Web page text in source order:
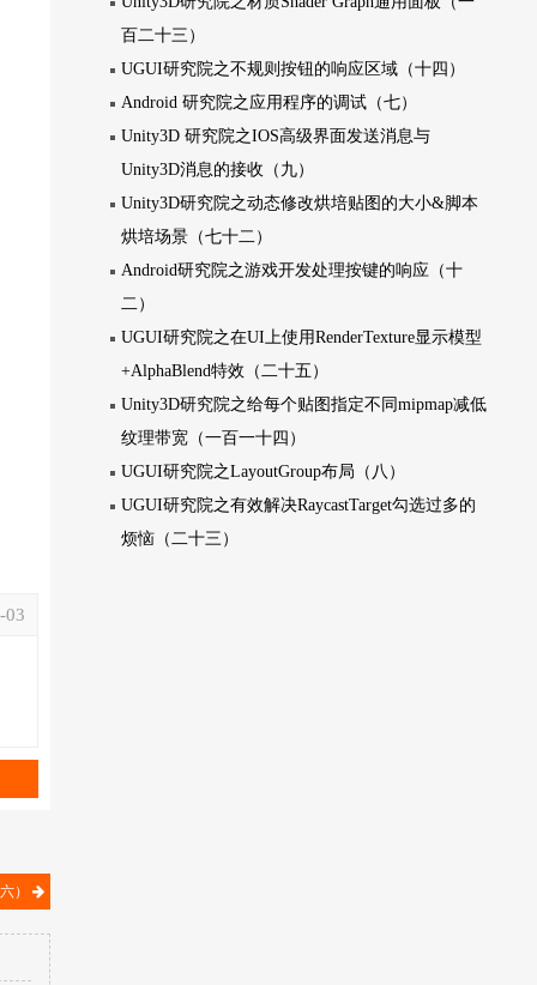
03
）
百二十三）
UGUI研究院之不规则按钮的响应区域（十四）
Android 研究院之应用程序的调试（七）
Unity3D 研究院之IOS高级界面发送消息与
Unity3D消息的接收（九）
Unity3D研究院之动态修改烘培贴图的大小&脚本
烘培场景（七十二）
Android研究院之游戏开发处理按键的响应（十
二）
UGUI研究院之在UI上使用RenderTexture显示模型
+AlphaBlend特效（二十五）
Unity3D研究院之给每个贴图指定不同mipmap减低
纹理带宽（一百一十四）
UGUI研究院之LayoutGroup布局（八）
UGUI研究院之有效解决RaycastTarget勾选过多的
烦恼（二十三）